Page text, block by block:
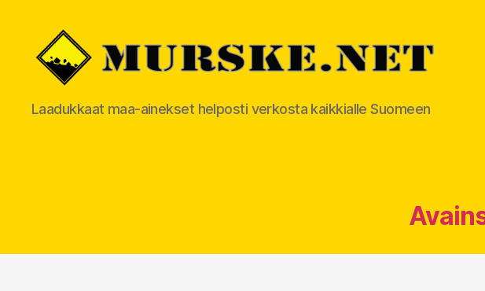
MURSKE.NET
Laadukkaat maa-ainekset helposti verkosta kaikkialle Suomeen